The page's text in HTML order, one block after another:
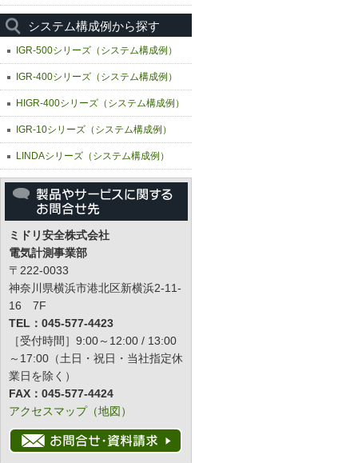
システム構成例から探す
IGR-500シリーズ（システム構成例）
IGR-400シリーズ（システム構成例）
HIGR-400シリーズ（システム構成例）
IGR-10シリーズ（システム構成例）
LINDAシリーズ（システム構成例）
ミドリ安全株式会社
電気計測事業部
〒222-0033
神奈川県横浜市港北区新横浜2-11-
16 7F
TEL：045-577-4423
［受付時間］9:00～12:00 / 13:00
～17:00（土日・祝日・当社指定休
業日を除く）
FAX：045-577-4424
アクセスマップ（地図）